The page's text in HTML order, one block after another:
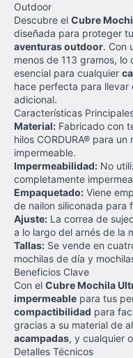
Outdoor
Descubre el Cubre
diseñada para proteger
aventuras outdoor. Con
menos de 113 gramos,
esencial para cualquier
hace perfecta para llevar
adicional.
Características
Material: Fabricado con
hilos CORDURA® para
impermeable.
Impermeabilidad: No
completamente
Empaquetado: Viene
de nailon siliconada para
Ajuste: La correa de
a lo largo del arnés de la
Tallas: Se vende en
mochilas de día y
Beneficios Clave
Con el Cubre Mochila
impermeable para tus
compactibilidad para
gracias a su material de
acampadas, y cualquier
Detalles Técnicos